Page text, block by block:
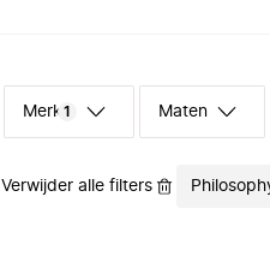
Merk 1 Maten
Verwijder alle filters